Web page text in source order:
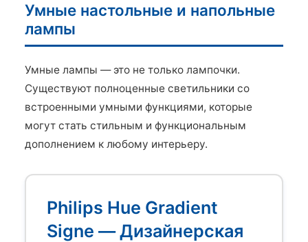
Умные настольные и напольные
лампы
Умные лампы — это не только лампочки.
Существуют полноценные светильники со
встроенными умными функциями, которые
могут стать стильным и функциональным
дополнением к любому интерьеру.
Philips Hue Gradient
Signe — Дизайнерская